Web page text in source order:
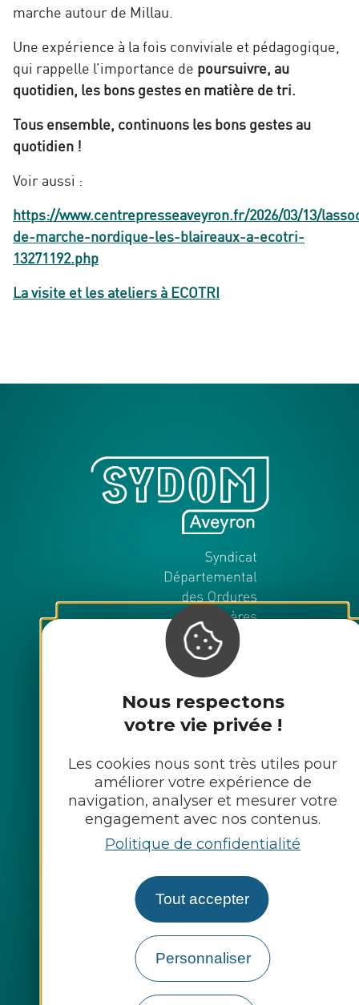
Nous respectons
votre vie privée !
Les cookies nous sont très utiles pour
améliorer votre expérience de
navigation, analyser et mesurer votre
engagement avec nos contenus.
Politique de confidentialité
Tout accepter
Personnaliser
marche autour de Millau.
Une expérience à la fois conviviale et pédagogique,
qui rappelle l’importance de poursuivre, au
quotidien, les bons gestes en matière de tri.
Tous ensemble, continuons les bons gestes au
quotidien !
Voir aussi :
https://www.centrepresseaveyron.fr/2026/03/13/
de-marche-nordique-les-blaireaux-a-ecotri-
13271192.php
La visite et les ateliers à ECOTRI
SYDOM Aveyron
214, Avenue de Rodez
12450 LUC-LA-PRIMAUBE
Tél. : 05.65.68.34.49
Marchés publics
Supports de communication
Documents administratifs
Télécharger l'application
guide du tri
Suivez-nous